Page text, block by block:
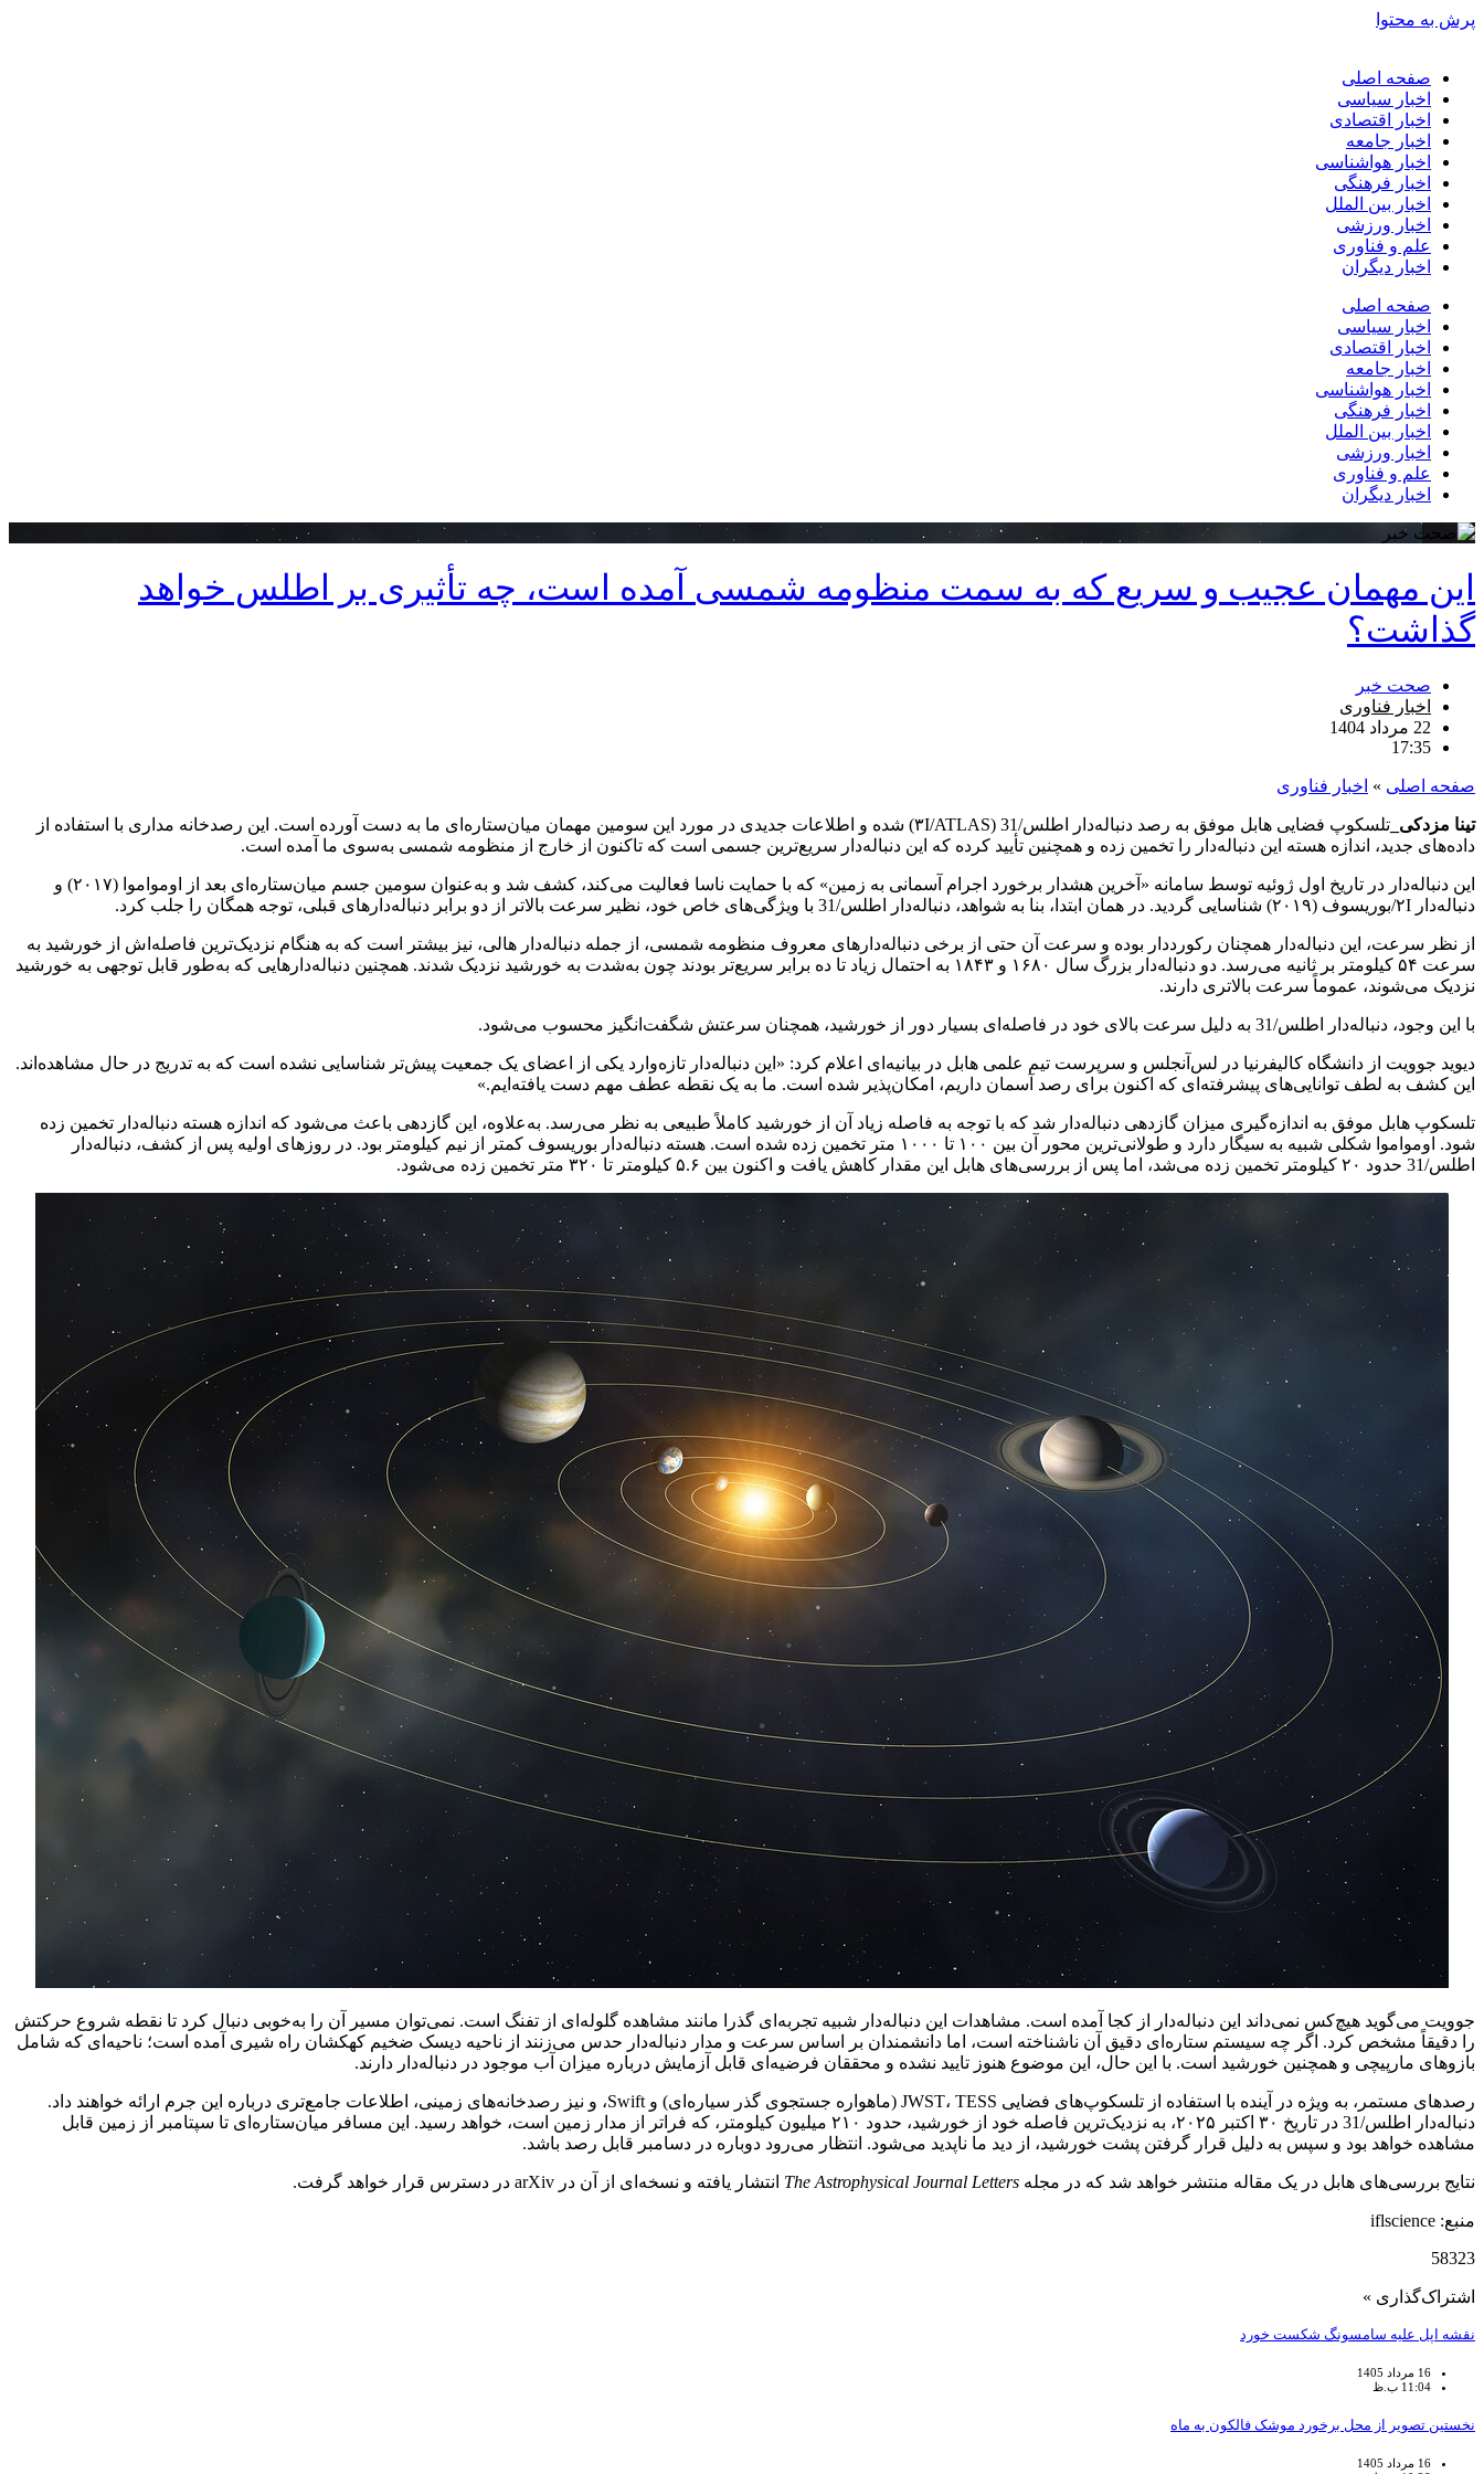
پرش به محتوا
صفحه اصلی
اخبار سیاسی
اخبار اقتصادی
اخبار جامعه
اخبار هواشناسی
اخبار فرهنگی
اخبار بین الملل
اخبار ورزشی
علم و فناوری
اخبار دیگران
صفحه اصلی
اخبار سیاسی
اخبار اقتصادی
اخبار جامعه
اخبار هواشناسی
اخبار فرهنگی
اخبار بین الملل
اخبار ورزشی
علم و فناوری
اخبار دیگران
این مهمان عجیب و سریع که به سمت منظومه شمسی آمده است، چه تأثیری بر اطلس خواهد
گذاشت؟
صحت خبر
اخبار فناوری
22 مرداد 1404
17:35
صفحه اصلی » اخبار فناوری
تینا مزدکی_
تلسکوپ فضایی هابل موفق به رصد دنباله‌دار اطلس/31 (۳I/ATLAS) شده و اطلاعات جدیدی در مورد این سومین مهمان میان‌ستاره‌ای ما به دست آورده است. این رصدخانه مداری با استفاده از
داده‌های جدید، اندازه هسته این دنباله‌دار را تخمین زده و همچنین تأیید کرده که این دنباله‌دار سریع‌ترین جسمی است که تاکنون از خارج از منظومه شمسی به‌سوی ما آمده است.
این دنباله‌دار در تاریخ اول ژوئیه توسط سامانه «آخرین هشدار برخورد اجرام آسمانی به زمین» که با حمایت ناسا فعالیت می‌کند، کشف شد و به‌عنوان سومین جسم میان‌ستاره‌ای بعد از اومواموا (۲۰۱۷) و
دنباله‌دار ۲I/بوریسوف (۲۰۱۹) شناسایی گردید. در همان ابتدا، بنا به شواهد، دنباله‌دار اطلس/31 با ویژگی‌های خاص خود، نظیر سرعت بالاتر از دو برابر دنباله‌دارهای قبلی، توجه همگان را جلب کرد.
از نظر سرعت، این دنباله‌دار همچنان رکورددار بوده و سرعت آن حتی از برخی دنباله‌دارهای معروف منظومه شمسی، از جمله دنباله‌دار هالی، نیز بیشتر است که به هنگام نزدیک‌ترین فاصله‌اش از خورشید به
سرعت ۵۴ کیلومتر بر ثانیه می‌رسد. دو دنباله‌دار بزرگ سال ۱۶۸۰ و ۱۸۴۳ به احتمال زیاد تا ده برابر سریع‌تر بودند چون به‌شدت به خورشید نزدیک شدند. همچنین دنباله‌دارهایی که به‌طور قابل توجهی به خورشید
نزدیک می‌شوند، عموماً سرعت بالاتری دارند.
با این وجود، دنباله‌دار اطلس/31 به دلیل سرعت بالای خود در فاصله‌ای بسیار دور از خورشید، همچنان سرعتش شگفت‌انگیز محسوب می‌شود.
دیوید جوویت از دانشگاه کالیفرنیا در لس‌آنجلس و سرپرست تیم علمی هابل در بیانیه‌ای اعلام کرد: «این دنباله‌دار تازه‌وارد یکی از اعضای یک جمعیت پیش‌تر شناسایی نشده است که به تدریج در حال مشاهده‌اند.
این کشف به لطف توانایی‌های پیشرفته‌ای که اکنون برای رصد آسمان داریم، امکان‌پذیر شده است. ما به یک نقطه عطف مهم دست یافته‌ایم.»
تلسکوپ هابل موفق به اندازه‌گیری میزان گازدهی دنباله‌دار شد که با توجه به فاصله زیاد آن از خورشید کاملاً طبیعی به نظر می‌رسد. به‌علاوه، این گازدهی باعث می‌شود که اندازه هسته دنباله‌دار تخمین زده
شود. اومواموا شکلی شبیه به سیگار دارد و طولانی‌ترین محور آن بین ۱۰۰ تا ۱۰۰۰ متر تخمین زده شده است. هسته دنباله‌دار بوریسوف کمتر از نیم کیلومتر بود. در روزهای اولیه پس از کشف، دنباله‌دار
اطلس/31 حدود ۲۰ کیلومتر تخمین زده می‌شد، اما پس از بررسی‌های هابل این مقدار کاهش یافت و اکنون بین ۵.۶ کیلومتر تا ۳۲۰ متر تخمین زده می‌شود.
جوویت می‌گوید هیچ‌کس نمی‌داند این دنباله‌دار از کجا آمده است. مشاهدات این دنباله‌دار شبیه تجربه‌ای گذرا مانند مشاهده گلوله‌ای از تفنگ است. نمی‌توان مسیر آن را به‌خوبی دنبال کرد تا نقطه شروع حرکتش
را دقیقاً مشخص کرد. اگر چه سیستم ستاره‌ای دقیق آن ناشناخته است، اما دانشمندان بر اساس سرعت و مدار دنباله‌دار حدس می‌زنند از ناحیه دیسک ضخیم کهکشان راه شیری آمده است؛ ناحیه‌ای که شامل
بازوهای مارپیچی و همچنین خورشید است. با این حال، این موضوع هنوز تایید نشده و محققان فرضیه‌ای قابل آزمایش درباره میزان آب موجود در دنباله‌دار دارند.
رصدهای مستمر، به ویژه در آینده با استفاده از تلسکوپ‌های فضایی JWST، TESS (ماهواره جستجوی گذر سیاره‌ای) و Swift، و نیز رصدخانه‌های زمینی، اطلاعات جامع‌تری درباره این جرم ارائه خواهند داد.
دنباله‌دار اطلس/31 در تاریخ ۳۰ اکتبر ۲۰۲۵، به نزدیک‌ترین فاصله خود از خورشید، حدود ۲۱۰ میلیون کیلومتر، که فراتر از مدار زمین است، خواهد رسید. این مسافر میان‌ستاره‌ای تا سپتامبر از زمین قابل
مشاهده خواهد بود و سپس به دلیل قرار گرفتن پشت خورشید، از دید ما ناپدید می‌شود. انتظار می‌رود دوباره در دسامبر قابل رصد باشد.
نتایج بررسی‌های هابل در یک مقاله منتشر خواهد شد که در مجله The Astrophysical Journal Letters انتشار یافته و نسخه‌ای از آن در arXiv در دسترس قرار خواهد گرفت.
منبع: iflscience
58323
اشتراک‌گذاری »
نقشه اپل علیه سامسونگ شکست خورد
16 مرداد 1405
11:04 ب.ظ
نخستین تصویر از محل برخورد موشک فالکون به ماه
16 مرداد 1405